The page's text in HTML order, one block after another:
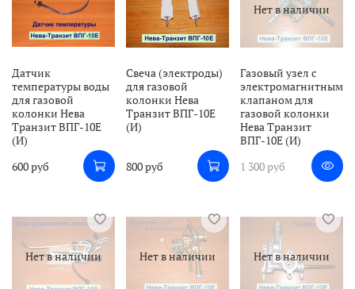
Датчик
температуры воды
для газовой
колонки Нева
Транзит ВПГ-10Е
(И)
600 руб
Свеча (электроды)
для газовой
колонки Нева
Транзит ВПГ-10Е
(И)
800 руб
Нет в наличии
Газовый узел с
электромагнитным
клапаном для
газовой колонки
Нева Транзит
ВПГ-10Е (И)
1 300 руб
Нет в наличии Нет в наличии Нет в наличии